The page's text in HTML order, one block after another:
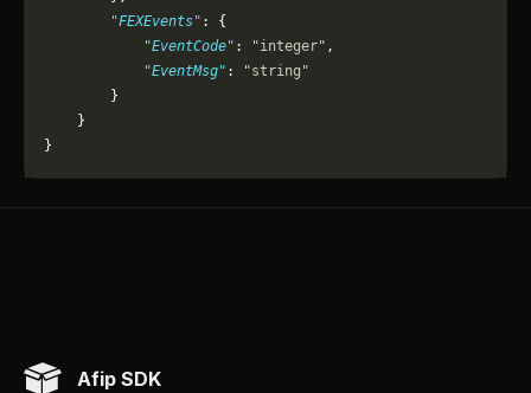
        "FEXEvents"
: {
            "EventCode"
: "integer" ,
            "EventMsg"
:
"string"
        }
    }
}
Afip SDK